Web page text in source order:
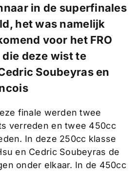
in de superfinales
het was namelijk
voor het FRO
die deze wist te
Soubeyras en
finale werden twee
verreden en twee 450cc
In deze 250cc klasse
en Cedric Soubeyras de
onder elkaar. In de 450cc